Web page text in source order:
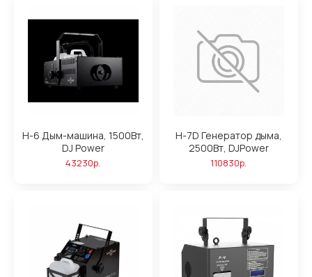
H-6 Дым-машина, 1500Вт,
DJ Power
43230р.
H-7D Генератор дыма,
2500Вт, DJPower
110830р.